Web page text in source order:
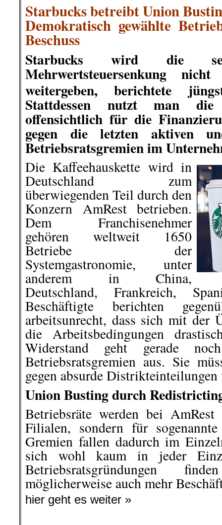
Starbucks betreibt Union
Demokratisch gewählte
Beschuss
Starbucks wird die
Mehrwertsteuersenkung
weitergeben, berichtete
Stattdessen nutzt man die
offensichtlich für die
gegen die letzten aktiven
Betriebsratsgremien im
Die Kaffeehauskette wird in
Deutschland zum
überwiegenden Teil durch den
Konzern AmRest betrieben.
Dem Franchisenehmer
gehören weltweit 1650
Betriebe der
Systemgastronomie, unter
anderem in China,
Deutschland, Frankreich,
Beschäftigte berichten
arbeitsunrecht, dass sich mit der
die Arbeitsbedingungen
Widerstand geht gerade
Betriebsratsgremien aus. Sie
gegen absurde Distrikteinteilungen
Union Busting durch
Betriebsräte werden bei
Filialen, sondern für
Gremien fallen dadurch im
sich wohl kaum in jeder
Betriebsratsgründungen
möglicherweise auch mehr
hier geht es weiter »